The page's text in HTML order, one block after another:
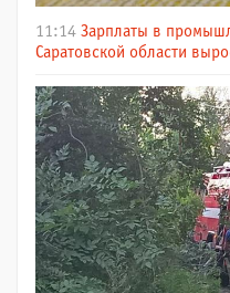
11:14 Зарплаты в
Саратовской области